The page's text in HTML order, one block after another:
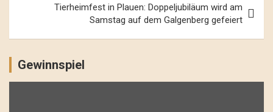
Tierheimfest in Plauen: Doppeljubiläum wird am
Samstag auf dem Galgenberg gefeiert
Gewinnspiel